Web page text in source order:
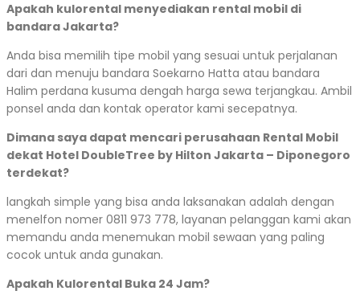
Apakah kulorental menyediakan rental mobil di
bandara Jakarta?
Anda bisa memilih tipe mobil yang sesuai untuk perjalanan
dari dan menuju bandara Soekarno Hatta atau bandara
Halim perdana kusuma dengah harga sewa terjangkau. Ambil
ponsel anda dan kontak operator kami secepatnya.
Dimana saya dapat mencari perusahaan Rental Mobil
dekat Hotel DoubleTree by Hilton Jakarta – Diponegoro
terdekat?
langkah simple yang bisa anda laksanakan adalah dengan
menelfon nomer 0811 973 778, layanan pelanggan kami akan
memandu anda menemukan mobil sewaan yang paling
cocok untuk anda gunakan.
Apakah Kulorental Buka 24 Jam?